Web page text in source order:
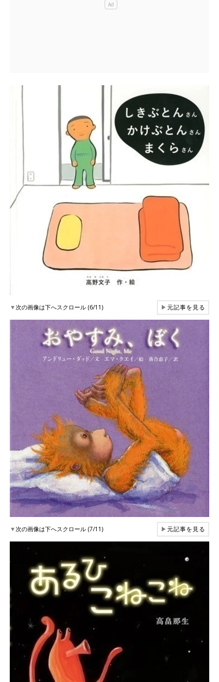
▼次の画像は下へスクロール (6/11) ▶元記事を見る
▼次の画像は下へスクロール (7/11) ▶元記事を見る